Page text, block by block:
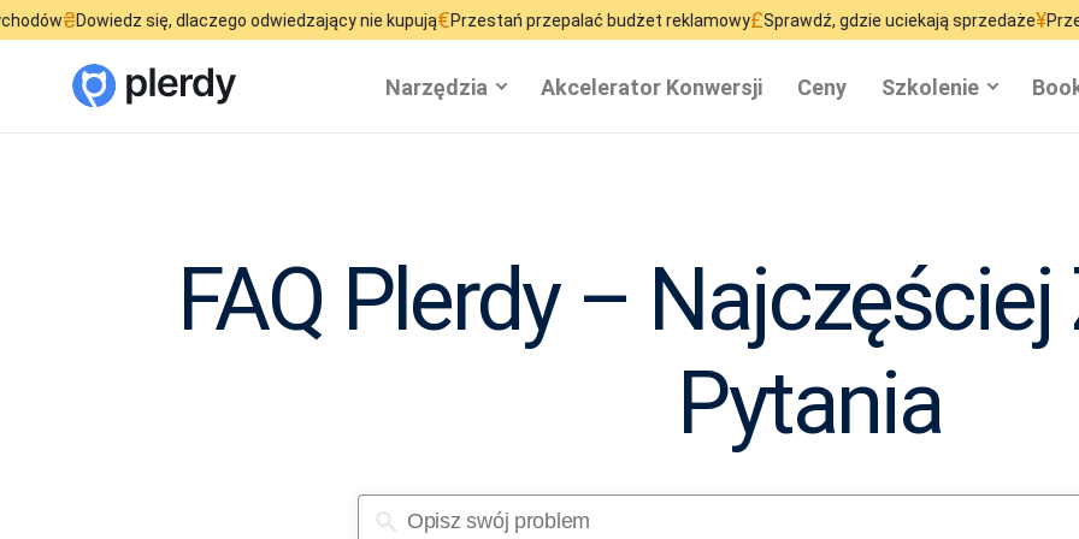
się, dlaczego odwiedzający nie kupują€Przestań przepalać budżet reklamowy£Sprawdź, gdzie uciekają sprzedaże¥Przestań
Narzędzia Akcelerator Konwersji Ceny Szkolenie
FAQ Plerdy –
Pytania